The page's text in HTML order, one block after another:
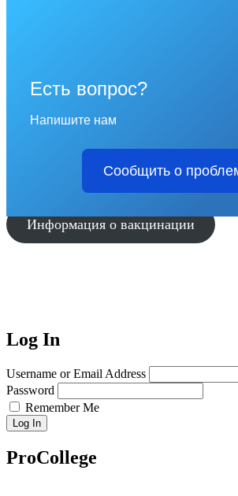
Есть вопрос?
Напишите нам
Сообщить о
Информация о вакцинации
Log In
Username or Email Address
Password
Remember Me
Log In
ProCollege